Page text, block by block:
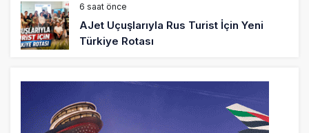
6 saat önce
AJet Uçuşlarıyla Rus Turist İçin Yeni
Türkiye Rotası
Airbus Temmuz bilançosunu açıkladı:
204 yeni sipariş